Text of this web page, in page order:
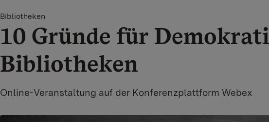
Bibliotheken
10 Gründe für
Bibliotheken
Online-Veranstaltung auf der Konferenzplattform Webex